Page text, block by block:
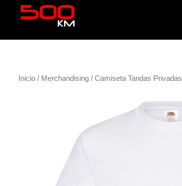
Inicio/ Merchandising/ Camiseta Tandas Privadas